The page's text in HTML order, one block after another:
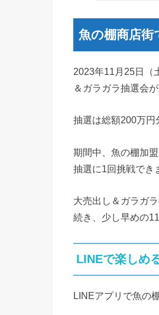
魚の棚商店街
2023年11月25日（
＆ガラガラ抽選会
抽選は総額200万円
期間中、魚の棚加
抽選に1回挑戦でき
大売出し＆ガラガ
続き、少し早めの
LINEで楽しめ
LINEアプリで魚の